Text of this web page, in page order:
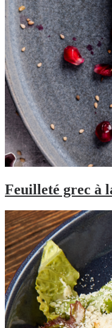
Feuilleté grec à